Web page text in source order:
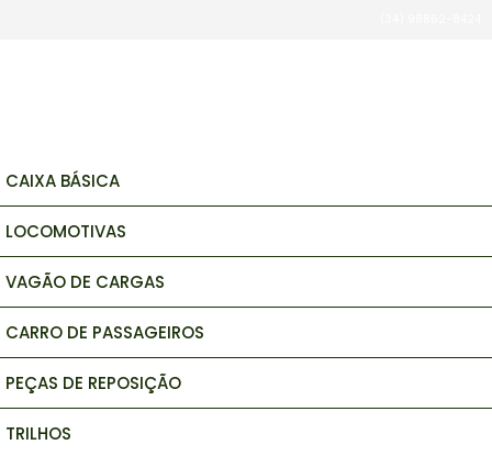
CAIXA BÁSICA
LOCOMOTIVAS
VAGÃO DE CARGAS
CARRO DE PASSAGEIROS
PEÇAS DE REPOSIÇÃO
TRILHOS